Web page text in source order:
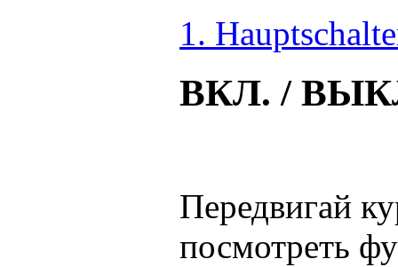
1.
ВКЛ. /
Передвигай
посмотреть